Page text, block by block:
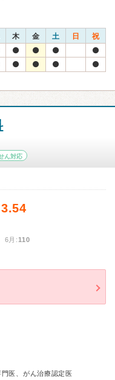
木 金 土 日 祝
ん対応
3.54
月:110
医、がん治療認定医